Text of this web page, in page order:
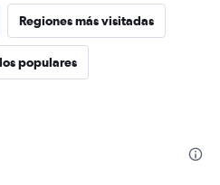
Regiones más visitadas
populares